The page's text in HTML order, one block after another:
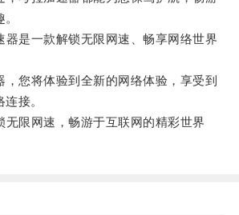
是一款解锁无限网速、畅享网络世界
您将体验到全新的网络体验，享受到
接。
限网速，畅游于互联网的精彩世界